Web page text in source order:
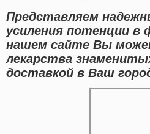
Представляем
усиления потенции в
нашем сайте Вы
лекарства
доставкой в Ваш